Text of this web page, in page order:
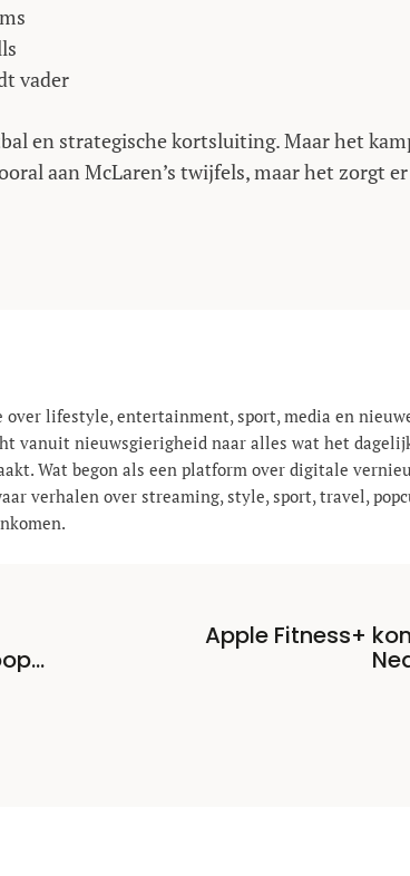
vader
en strategische kortsluiting. Maar het
aan McLaren’s twijfels, maar het zorgt
over lifestyle, entertainment, sport, media en
vanuit nieuwsgierigheid naar alles wat het
Wat begon als een platform over digitale
verhalen over streaming, style, sport, travel,
Apple Fitness+